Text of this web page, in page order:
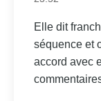
Elle dit
séquence et
accord avec